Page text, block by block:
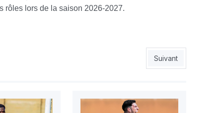
rôles lors de la saison 2026-2027.
Article suivant :
Suivant